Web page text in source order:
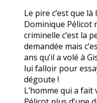
Le pire c’est que
Dominique Pélicot
criminelle c’est la
demandée mais
ans qu’il a volé à
lui falloir pour
dégoute !
L’homme qui a